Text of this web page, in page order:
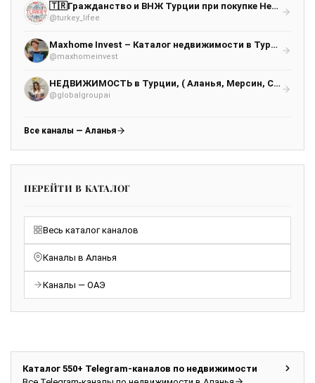
🇹🇷Гражданство и ВНЖ Турции при покупке Недвижимости Turkelife
@turkey_lifee
Maxhome Invest – Каталог недвижимости в Турции. Только проверенные объекты
@maxhomeinvest
НЕДВИЖИМОСТЬ в Турции, ( Аланья, Мерсин, Стамбул) Северный Кипр, Бали. A&I GLOBAL GROUP
@globalgroupai
Все каналы — Аланья
ПЕРЕЙТИ В КАТАЛОГ
Весь каталог каналов
Каналы в Аланья
Каналы — ОАЭ
Каталог 550+ Telegram-каналов по недвижимости